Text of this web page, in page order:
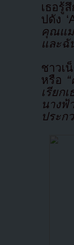
เธอรู้
ปดัง
คุณแม่
และฉั
ชาวเ
หรือ
เรียก
นางฟ้
ประก